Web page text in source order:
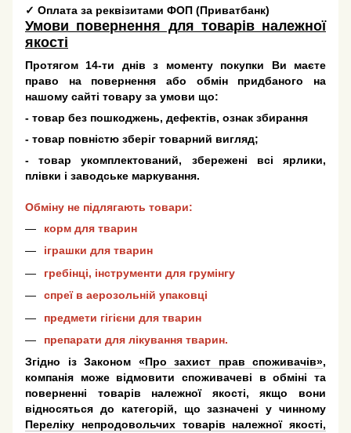
✓ Оплата за реквізитами ФОП (Приватбанк)
Умови повернення для товарів належної
якості
Протягом 14-ти днів з моменту покупки Ви маєте
право на повернення або обмін придбаного на
нашому сайті товару за умови що:
- товар без пошкоджень, дефектів, ознак збирання
- товар повністю зберіг товарний вигляд;
- товар укомплектований, збережені всі ярлики,
плівки і заводське маркування.
Обміну не підлягають товари:
корм для тварин
іграшки для тварин
гребінці, інструменти для грумінгу
спреї в аерозольній упаковці
предмети гігієни для тварин
препарати для лікування тварин.
Згідно із Законом «Про захист прав споживачів»,
компанія може відмовити споживачеві в обміні та
поверненні товарів належної якості, якщо вони
відносяться до категорій, що зазначені у чинному
Переліку непродовольчих товарів належної якості,